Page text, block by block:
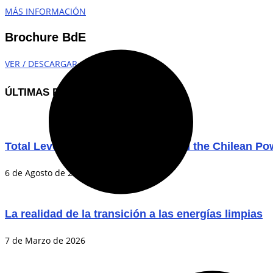
MÁS INFORMACIÓN
Brochure BdE
VER / DESCARGAR
ÚLTIMAS PUBLICACIONES
Total Levelized Generation Costs in the Chilean
6 de Agosto de 2026
La realidad de la transición a las energías limpias
7 de Marzo de 2026